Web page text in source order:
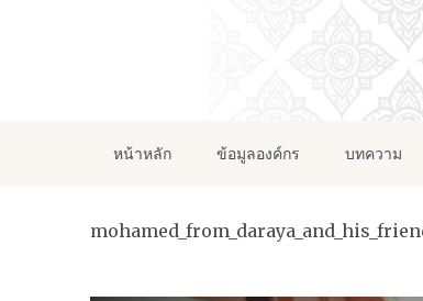
หน้าหลัก ข้อมูลองค์กร บทความ